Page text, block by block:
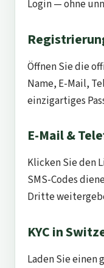
Login — ohne
Öffnen Sie die
Name, E-Mail,
einzigartiges
E-Mail &
Klicken Sie den
SMS-Codes
Dritte
KYC in
Laden Sie einen